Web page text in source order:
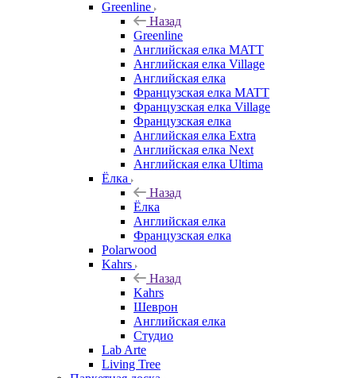
Greenline
Назад
Greenline
Английская елка MATT
Английская елка Village
Английская елка
Французская елка MATT
Французская елка Village
Французская елка
Английская елка Extra
Английская елка Next
Английская елка Ultima
Ёлка
Назад
Ёлка
Английская елка
Французская елка
Polarwood
Kahrs
Назад
Kahrs
Шеврон
Английская елка
Студио
Lab Arte
Living Tree